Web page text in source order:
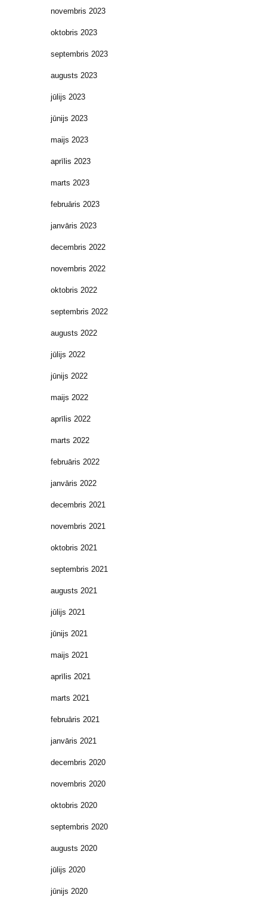
novembris 2023
oktobris 2023
septembris 2023
augusts 2023
jūlijs 2023
jūnijs 2023
maijs 2023
aprīlis 2023
marts 2023
februāris 2023
janvāris 2023
decembris 2022
novembris 2022
oktobris 2022
septembris 2022
augusts 2022
jūlijs 2022
jūnijs 2022
maijs 2022
aprīlis 2022
marts 2022
februāris 2022
janvāris 2022
decembris 2021
novembris 2021
oktobris 2021
septembris 2021
augusts 2021
jūlijs 2021
jūnijs 2021
maijs 2021
aprīlis 2021
marts 2021
februāris 2021
janvāris 2021
decembris 2020
novembris 2020
oktobris 2020
septembris 2020
augusts 2020
jūlijs 2020
jūnijs 2020